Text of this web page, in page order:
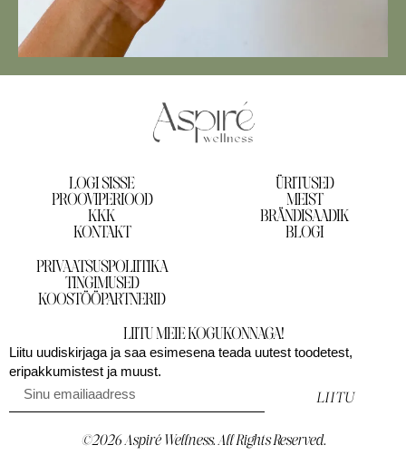
LOGI SISSE
PROOVIPERIOOD
KKK
KONTAKT
ÜRITUSED
MEIST
BRÄNDISAADIK
BLOGI
PRIVAATSUSPOLIITIKA
TINGIMUSED
KOOSTÖÖPARTNERID
LIITU MEIE KOGUKONNAGA!
Liitu uudiskirjaga ja saa esimesena teada uutest toodetest,
eripakkumistest ja muust.
LIITU
©2026 Aspiré Wellness. All Rights Reserved.